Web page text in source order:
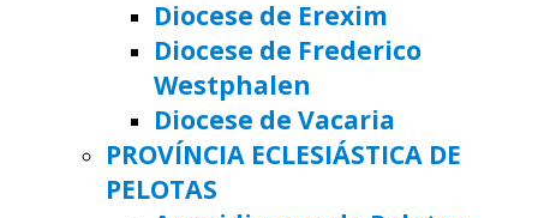
Diocese de Erexim
Diocese de Frederico
Westphalen
Diocese de Vacaria
PROVÍNCIA ECLESIÁSTICA DE
PELOTAS